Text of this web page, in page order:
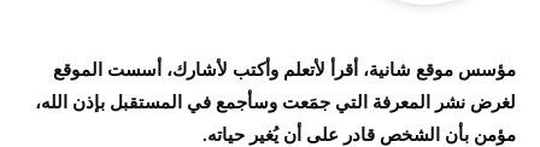
مؤسس موقع شانية، أقرأ لأتعلم وأكتب لأشارك، أسست الموقع
لغرض نشر المعرفة التي جمَعت وسأجمع في المستقبل بإذن الله،
مؤمن بأن الشخص قادر على أن يُغير حياته.